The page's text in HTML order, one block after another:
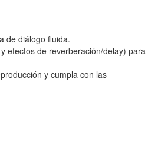
de diálogo fluida.
efectos de reverberación/delay) para
y cumpla con las